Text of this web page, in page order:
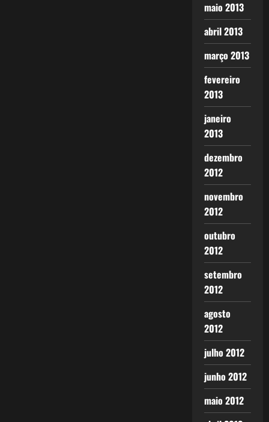
maio 2013
abril 2013
março 2013
fevereiro
2013
janeiro
2013
dezembro
2012
novembro
2012
outubro
2012
setembro
2012
agosto
2012
julho 2012
junho 2012
maio 2012